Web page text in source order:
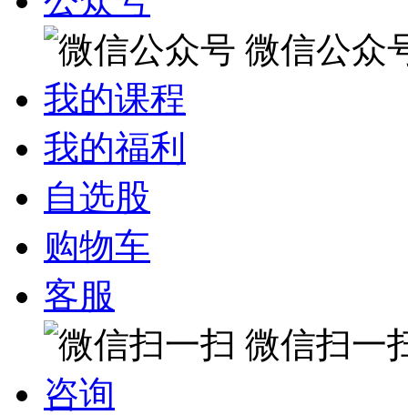
微信公众
我的课程
我的福利
自选股
购物车
客服
微信扫一
咨询